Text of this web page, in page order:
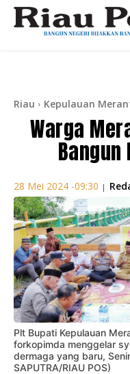
Riau Kepulauan
Warga
Bangun
28 Mei 2024 -09:30 |
Plt Bupati Kepulauan
forkopimda menggelar
dermaga yang baru,
SAPUTRA/RIAU POS)